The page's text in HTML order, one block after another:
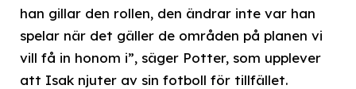
han gillar den rollen, den ändrar inte var han
spelar när det gäller de områden på planen vi
vill få in honom i”, säger Potter, som upplever
att Isak njuter av sin fotboll för tillfället.